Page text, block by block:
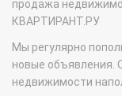
продажа
КВАРТИРАНТ.РУ
Мы регулярно
новые объявления.
недвижимости